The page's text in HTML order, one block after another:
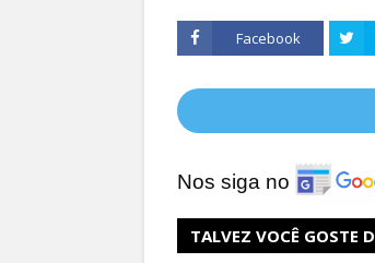
Facebook
Nos siga no
TALVEZ VOCÊ GOSTE